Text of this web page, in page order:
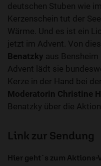
deutschen Stuben wie
Kerzenschein tut der
Wärme. Und es ist ein
jetzt im Advent. Von
Benatzky aus Bensheim
Advent lädt sie
Kerze in der Hand bei
Moderatorin Christine
Benatzky über die Aktion
Link zur Sendung
Hier geht´s zum Aktions-